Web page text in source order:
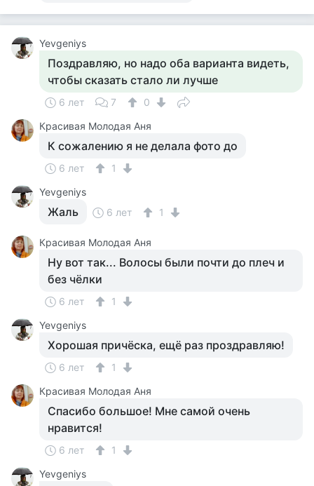
Yevgeniys
Поздравляю, но надо оба варианта видеть,
чтобы сказать стало ли лучше
6 лет 7
0
Красивая Молодая Аня
К сожалению я не делала фото до
6 лет
1
Yevgeniys
Жаль 6 лет 1
Красивая Молодая Аня
Ну вот так... Волосы были почти до плеч и
без чёлки
6 лет
1
Yevgeniys
Хорошая причёска, ещё раз проздравляю!
6 лет
1
Красивая Молодая Аня
Спасибо большое! Мне самой очень
нравится!
6 лет
1
Yevgeniys